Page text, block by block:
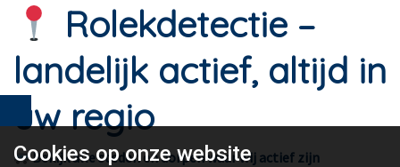
Rolekdetectie –
landelijk actief, altijd in
uw regio
Bekijk alle steden en dorpen waar wij actief zijn
Cookies oponze website